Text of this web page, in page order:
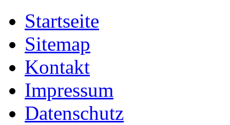
Startseite
Sitemap
Kontakt
Impressum
Datenschutz